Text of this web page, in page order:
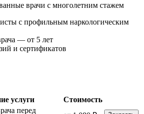
врачи с многолетним стажем
с профильным наркологическим
— от 5 лет
и сертификатов
услуги
Стоимость
перед